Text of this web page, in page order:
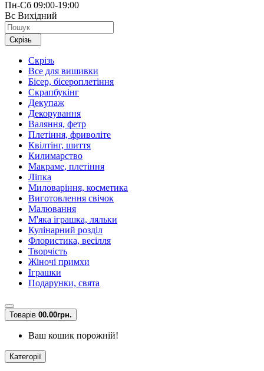
Пн-Сб 09:00-19:00
Вс Вихідний
Скрізь
Скрізь
Все для вишивки
Бісер, бісероплетіння
Скрапбукінг
Декупаж
Декорування
Валяння, фетр
Плетіння, фриволіте
Квілтінг, шиття
Килимарство
Макраме, плетіння
Ліпка
Миловаріння, косметика
Виготовлення свічок
Малювання
М'яка іграшка, ляльки
Кулінарний розділ
Флористика, весілля
Творчість
Жіночі примхи
Іграшки
Подарунки, свята
Товарів 00.00грн.
Ваш кошик порожній!
Категорії